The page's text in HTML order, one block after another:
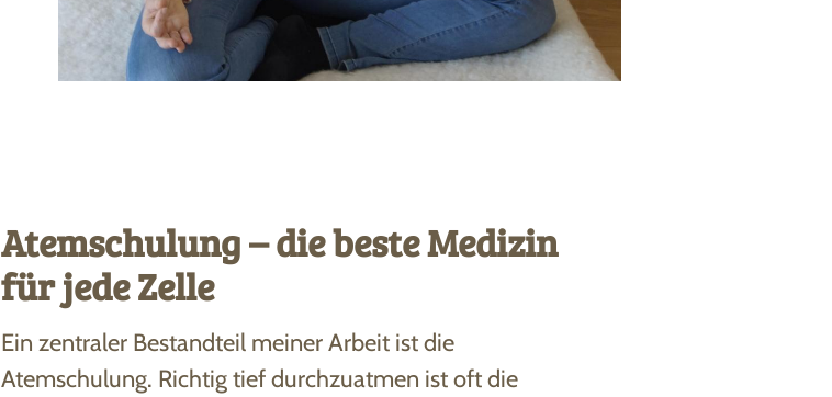
Atemschulung – die beste Medizin
für jede Zelle
Ein zentraler Bestandteil meiner Arbeit ist die
Atemschulung. Richtig tief durchzuatmen ist oft die